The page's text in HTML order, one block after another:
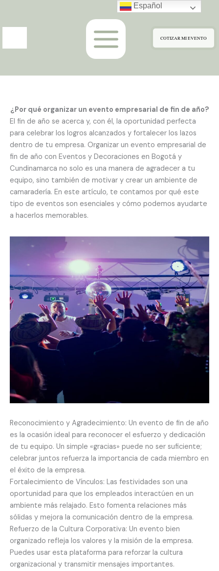
contenido
COTIZAR MI EVENTO
¿Por qué organizar un evento empresarial de fin de año?
El fin de año se acerca y, con él, la oportunidad perfecta
para celebrar los logros alcanzados y fortalecer los lazos
dentro de tu empresa. Organizar un evento empresarial de
fin de año con Eventos y Decoraciones en Bogotá y
Cundinamarca no solo es una manera de agradecer a tu
equipo, sino también de motivar y crear un ambiente de
camaradería. En este artículo, te contamos por qué este
tipo de eventos son esenciales y cómo podemos ayudarte
a hacerlos memorables.
Reconocimiento y Agradecimiento: Un evento de fin de año
es la ocasión ideal para reconocer el esfuerzo y dedicación
de tu equipo. Un simple «gracias» puede no ser suficiente;
celebrar juntos refuerza la importancia de cada miembro en
el éxito de la empresa.
Fortalecimiento de Vínculos: Las festividades son una
oportunidad para que los empleados interactúen en un
ambiente más relajado. Esto fomenta relaciones más
sólidas y mejora la comunicación dentro de la empresa.
Refuerzo de la Cultura Corporativa: Un evento bien
organizado refleja los valores y la misión de la empresa.
Puedes usar esta plataforma para reforzar la cultura
organizacional y transmitir mensajes importantes.
Español